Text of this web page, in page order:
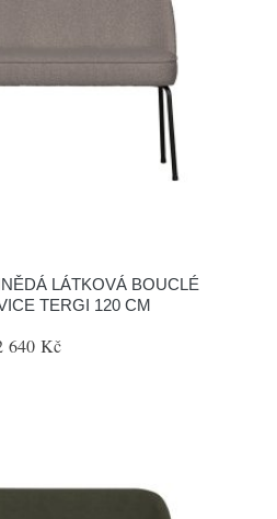
LÁTKOVÁ BOUCLÉ
TERGI 120 CM
640 Kč